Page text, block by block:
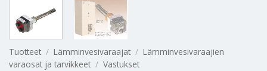
Tuotteet / Lämminvesivaraajat / Lämminvesivaraajien
varaosat ja tarvikkeet / Vastukset